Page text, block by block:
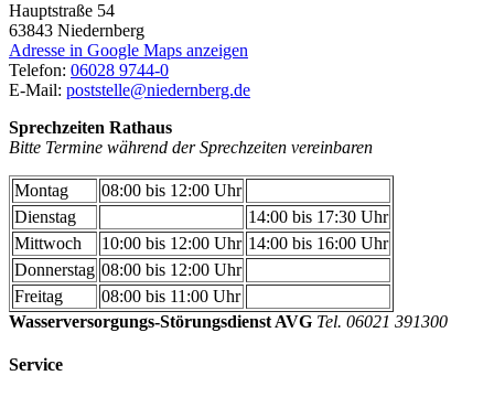
Hauptstraße 54
63843 Niedernberg
Adresse in Google Maps anzeigen
Telefon: 06028 9744-0
E-Mail: poststelle@niedernberg.de
Sprechzeiten Rathaus
Bitte Termine während der Sprechzeiten vereinbaren
Montag
08:00 bis 12:00 Uhr
Dienstag
14:00 bis 17:30 Uhr
Mittwoch
10:00 bis 12:00 Uhr 14:00 bis 16:00 Uhr
Donnerstag 08:00 bis 12:00 Uhr
Freitag
08:00 bis 11:00 Uhr
Wasserversorgungs-Störungsdienst AVG Tel. 06021 391300
Service